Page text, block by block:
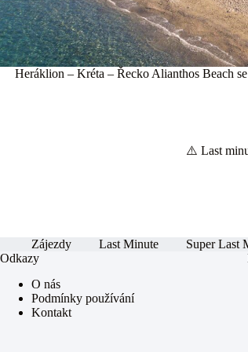
Heráklion – Kréta – Řecko Alianthos Beach
⚠️ Last
Zájezdy Last Minute Super Last
Odkazy
O nás
Podmínky používání
Kontakt